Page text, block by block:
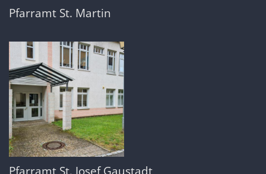
Pfarramt St. Martin